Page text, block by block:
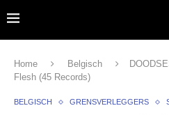
Home Belgisch
Flesh (45 Records)
BELGISCH GRENSVERLEGGERS